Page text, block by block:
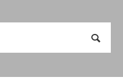
About us